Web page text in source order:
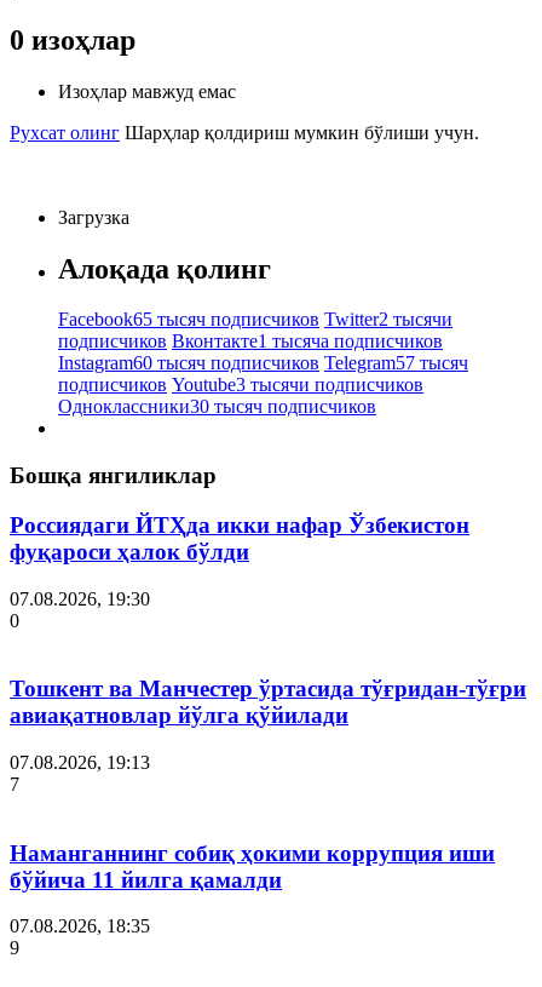
0 изоҳлар
Изоҳлар мавжуд емас
Рухсат олинг Шарҳлар қолдириш мумкин бўлиши учун.
Загрузка
Алоқада қолинг
Facebook65 тысяч подписчиков Twitter2 тысячи
подписчиков Вконтакте1 тысяча подписчиков
Instagram60 тысяч подписчиков Telegram57 тысяч
подписчиков Youtube3 тысячи подписчиков
Одноклассники30 тысяч подписчиков
Бошқа янгиликлар
Россиядаги ЙТҲда икки нафар Ўзбекистон
фуқароси ҳалок бўлди
07.08.2026, 19:30
0
Тошкент ва Манчестер ўртасида тўғридан-тўғри
авиақатновлар йўлга қўйилади
07.08.2026, 19:13
7
Наманганнинг собиқ ҳокими коррупция иши
бўйича 11 йилга қамалди
07.08.2026, 18:35
9